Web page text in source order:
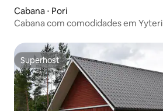
Cabana ⋅ Pori
Cabana com comodidades em Yyteri
Superhost
Superhost